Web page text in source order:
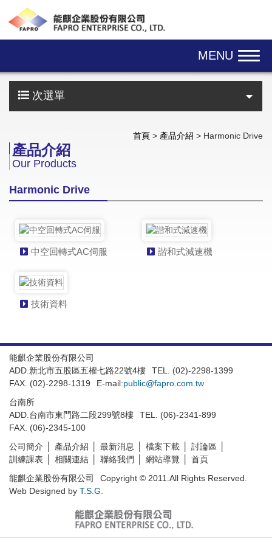
MENU
次選單
首頁 > 產品介紹 > Harmonic Drive
產品介紹
Our Products
Harmonic Drive
中空回轉式AC伺服 諧和式減速機
技術資料
能麒企業股份有限公司
ADD.新北市五股區五權七路22號4樓
TEL. (02)-2298-1399
FAX. (02)-2298-1319
E-mail:public@fapro.com.tw
台南所
ADD.台南市東門路二段299號8樓
TEL. (06)-2341-899
FAX. (06)-2345-100
公司簡介
產品介紹 最新消息 檔案下載
討論區
訓練課表
相關連結 聯絡我們 網站導覽
首頁
能麒企業股份有限公司
Copyright © 2011.All Rights Reserved.
Web Designed by T.S.G.